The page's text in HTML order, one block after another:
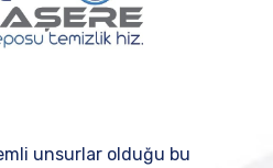
unsurlar olduğu bu